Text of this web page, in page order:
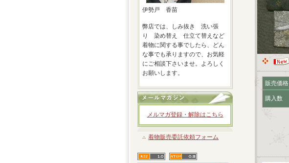
伊勢戸 香苗
弊店では、しみ抜き 洗い張
り 染め替え 仕立て替えなど
着物に関する事でしたら、どん
な事でも承りますので、お気軽
にご相談下さいませ。よろしく
お願いします。
メルマガ登録・解除はこちら
着物販売委託依頼フォーム
販売価格
購入数